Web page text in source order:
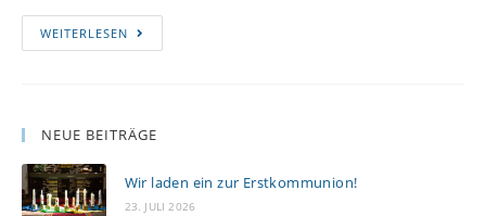
WEITERLESEN
NEUE BEITRÄGE
Wir laden ein zur Erstkommunion!
23. JULI 2026